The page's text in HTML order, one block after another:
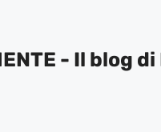
- Il blog